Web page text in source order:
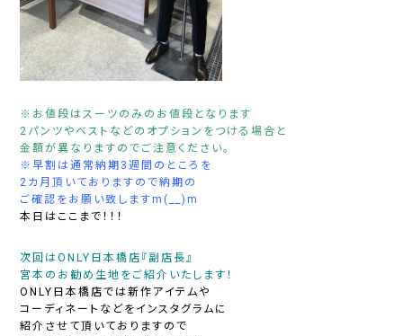
※お値段はスーツのみのお値段となります
2パンツやベストなどのオプションをつける場合と
金額が異なりますのでご注意ください。
※早割は通常納期3週間のところを
2カ月頂いておりますので納期の
ご確認をお願い致しますm(__)m
本日はここまで！！！
次回はONLY日本橋店『副店長』
宮本のお勧め生地をご紹介いたします！
ONLY日本橋店では新作アイテムや
コーディネートなどをインスタグラムに
紹介させて頂いておりますので